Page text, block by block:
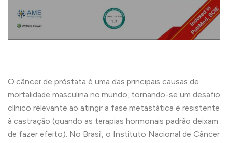
O câncer de próstata é uma das principais causas de
mortalidade masculina no mundo, tornando-se um desafio
clínico relevante ao atingir a fase metastática e resistente
à castração (quando as terapias hormonais padrão deixam
de fazer efeito). No Brasil, o Instituto Nacional de Câncer